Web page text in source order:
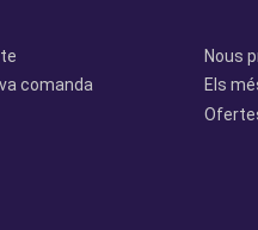
comanda
Nous
Els